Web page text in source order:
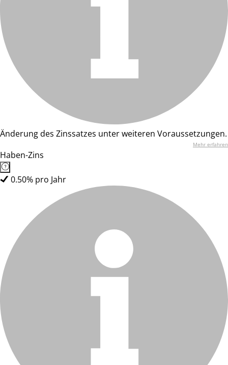
Änderung des Zinssatzes unter weiteren Voraussetzungen.
Mehr erfahren
Haben-Zins
0.50% pro Jahr